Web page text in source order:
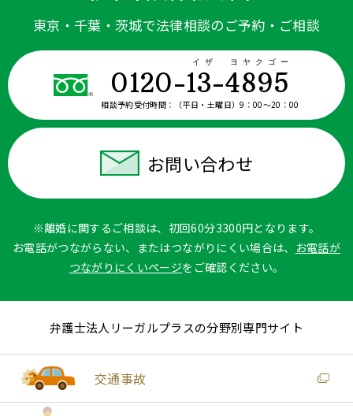
東京・千葉・茨城で法律相談のご予約・ご相談
0120-13-4895
イザ ヨヤクゴー
相談予約受付時間： （平日・土曜日）9：00〜20：00
お問い合わせ
※離婚に関するご相談は、初回60分3300円となります。
お電話がつながらない、またはつながりにくい場合は、 お電話が
つながりにくいページをご確認ください。
弁護士法人リーガルプラスの分野別専門サイト
交通事故